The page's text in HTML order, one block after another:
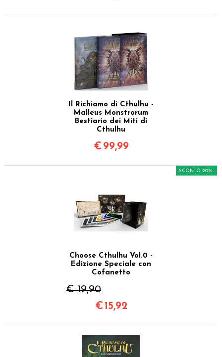
Il Richiamo di Cthulhu -
Malleus Monstrorum
Bestiario dei Miti di
Cthulhu
€ 99,99
Choose Cthulhu Vol.0 -
Edizione Speciale con
Cofanetto
€ 19,90
SCONTO 20%
€ 15,92